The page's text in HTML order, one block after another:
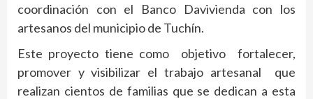
coordinación con el Banco Davivienda con los
artesanos del municipio de Tuchín.
Este proyecto tiene como objetivo fortalecer,
promover y visibilizar el trabajo artesanal que
realizan cientos de familias que se dedican a esta